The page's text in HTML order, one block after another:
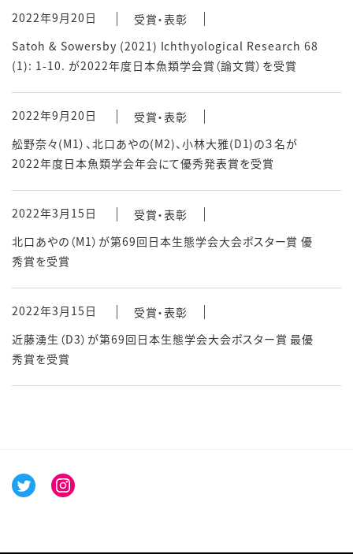
2022年9月20日
受賞・表彰
Satoh & Sowersby (2021) Ichthyological Research 68
(1): 1-10. が2022年度日本魚類学会賞（論文賞）を受賞
2022年9月20日
受賞・表彰
舩野奈々(M1）、北口あやの(M2)、小林大雅(D1)の３名が
2022年度日本魚類学会年会にて優秀発表賞を受賞
2022年3月15日
受賞・表彰
北口あやの（M1）が第69回日本生態学会大会ポスター賞 優
秀賞を受賞
2022年3月15日
受賞・表彰
近藤湧生（D3）が第69回日本生態学会大会ポスター賞 最優
秀賞を受賞